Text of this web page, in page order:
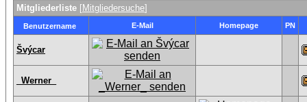
Mitgliederliste [Mitgliedersuche]
Benutzername E-Mail Homepage PN
Švýcar
_Werner_